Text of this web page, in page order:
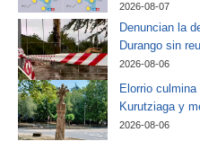
2026-08-07
Denuncian la
Durango sin
2026-08-06
Elorrio
Kurutziaga y
2026-08-06